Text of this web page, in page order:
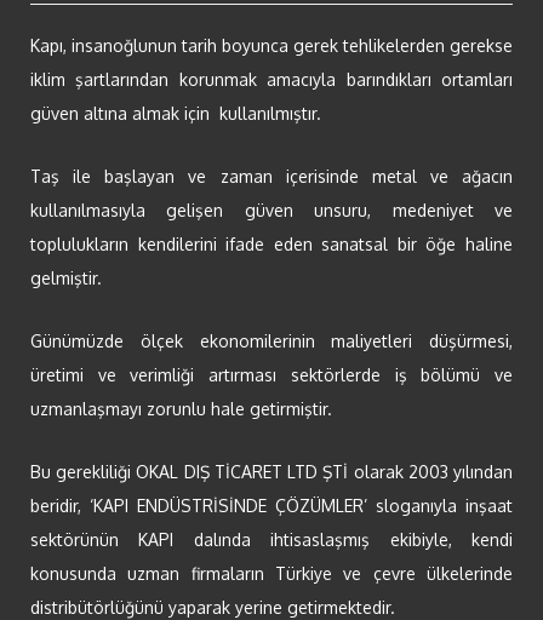
Kapı, insanoğlunun tarih boyunca gerek tehlikelerden gerekse
iklim şartlarından korunmak amacıyla barındıkları ortamları
güven altına almak için kullanılmıştır.
Taş ile başlayan ve zaman içerisinde metal ve ağacın
kullanılmasıyla gelişen güven unsuru, medeniyet ve
toplulukların kendilerini ifade eden sanatsal bir öğe haline
gelmiştir.
Günümüzde ölçek ekonomilerinin maliyetleri düşürmesi,
üretimi ve verimliği artırması sektörlerde iş bölümü ve
uzmanlaşmayı zorunlu hale getirmiştir.
Bu gerekliliği OKAL DIŞ TİCARET LTD ŞTİ olarak 2003 yılından
beridir, ‘KAPI ENDÜSTRİSİNDE ÇÖZÜMLER’ sloganıyla inşaat
sektörünün KAPI dalında ihtisaslaşmış ekibiyle, kendi
konusunda uzman firmaların Türkiye ve çevre ülkelerinde
distribütörlüğünü yaparak yerine getirmektedir.